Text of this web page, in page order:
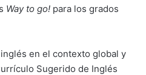
Way to go! para los grados
en el contexto global y
Sugerido de Inglés